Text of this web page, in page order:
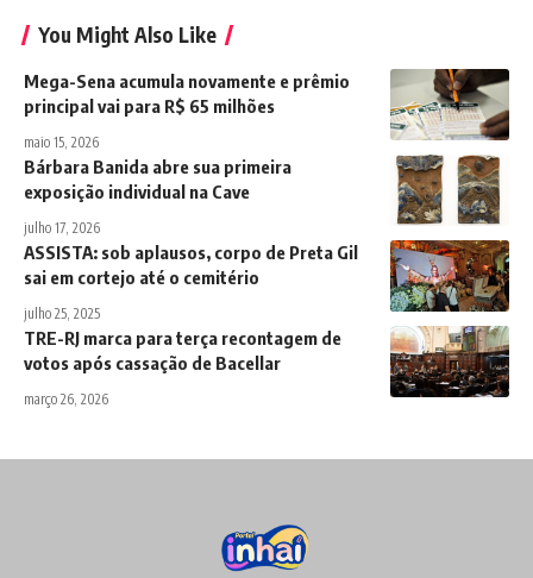
You Might Also Like
Mega-Sena acumula novamente e prêmio
principal vai para R$ 65 milhões
maio 15, 2026
Bárbara Banida abre sua primeira
exposição individual na Cave
julho 17, 2026
ASSISTA: sob aplausos, corpo de Preta Gil
sai em cortejo até o cemitério
julho 25, 2025
TRE-RJ marca para terça recontagem de
votos após cassação de Bacellar
março 26, 2026